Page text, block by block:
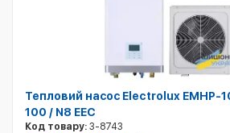
Тепловий насос Electrolux EMHP-
100 / N8 EEC
Код товару: 3-8743